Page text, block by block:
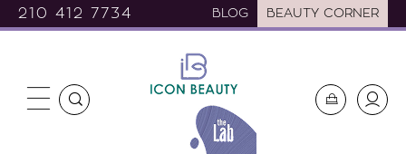
210 412 7734 BLOG BEAUTY CORNER